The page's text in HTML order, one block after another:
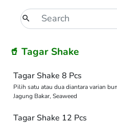
🥤 Tagar Shake
Tagar Shake 8 Pcs
Pilih satu atau dua diantara varian
Jagung Bakar, Seaweed
Tagar Shake 12 Pcs